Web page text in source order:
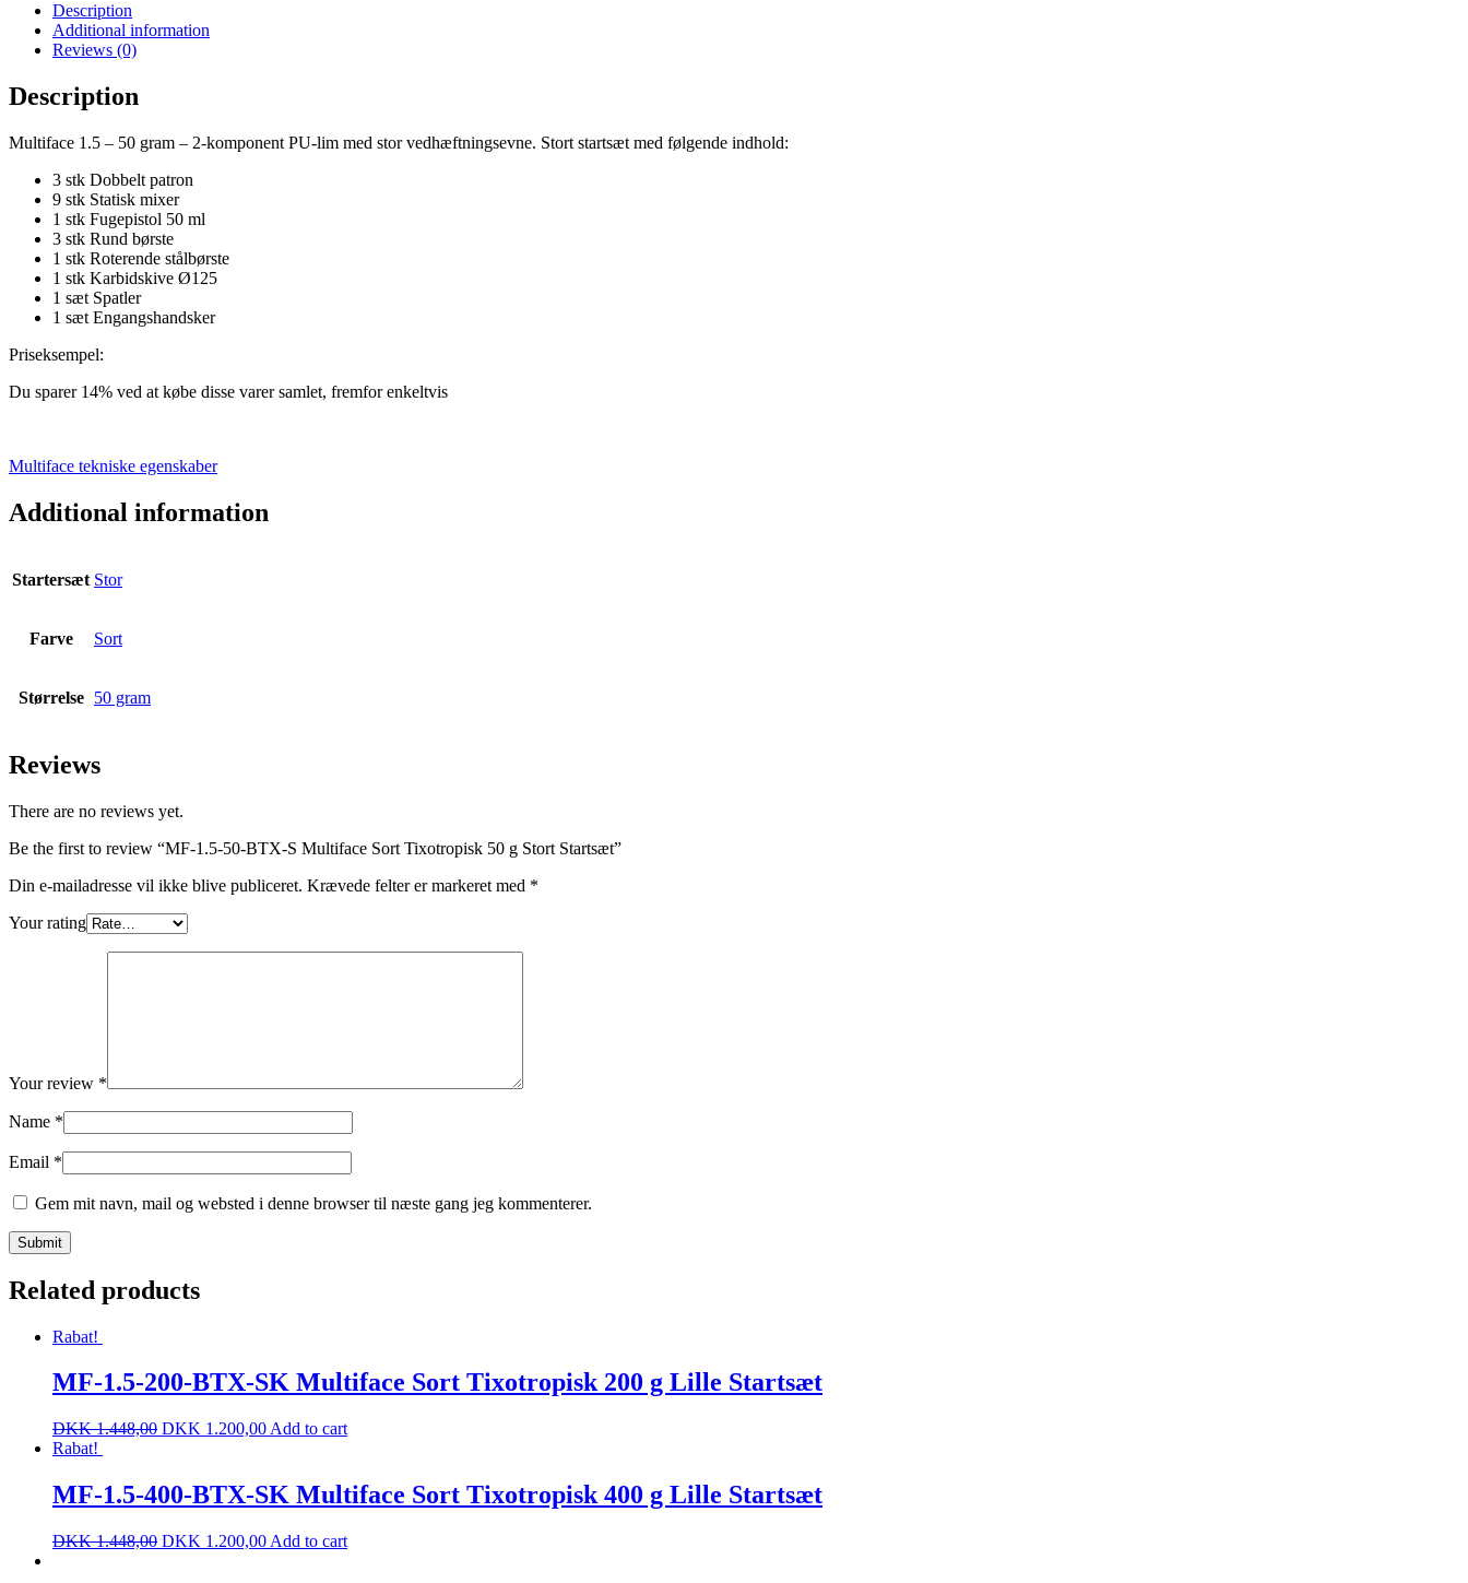
Multiface
Sort
Tixotropisk
50
g
Startsæt
Description
Additional information
Reviews (0)
Description
Multiface 1.5 – 50 gram – 2-komponent PU-lim med stor vedhæftningsevne. Stort startsæt med følgende indhold:
3 stk Dobbelt patron
9 stk Statisk mixer
1 stk Fugepistol 50 ml
3 stk Rund børste
1 stk Roterende stålbørste
1 stk Karbidskive Ø125
1 sæt Spatler
1 sæt Engangshandsker
Priseksempel:
Du sparer 14% ved at købe disse varer samlet, fremfor enkeltvis
Multiface tekniske egenskaber
Additional information
Startersæt Stor
Farve Sort
Størrelse 50 gram
Reviews
There are no reviews yet.
Be the first to review “MF-1.5-50-BTX-S Multiface Sort Tixotropisk 50 g Stort Startsæt”
Din e-mailadresse vil ikke blive publiceret. Krævede felter er markeret med *
Your rating
Your review *
Name *
Email *
Gem mit navn, mail og websted i denne browser til næste gang jeg kommenterer.
Related products
Rabat!
MF-1.5-200-BTX-SK Multiface Sort Tixotropisk 200 g Lille Startsæt
DKK1.448,00 DKK 1.200,00 Add to cart
Rabat!
MF-1.5-400-BTX-SK Multiface Sort Tixotropisk 400 g Lille Startsæt
DKK1.448,00 DKK 1.200,00 Add to cart